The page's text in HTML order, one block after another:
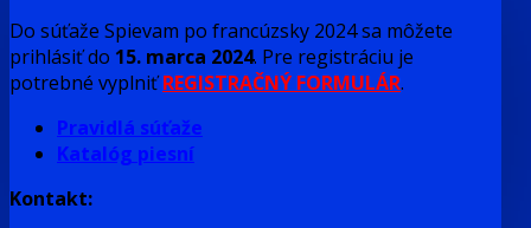
Do súťaže Spievam po francúzsky 2024 sa môžete
prihlásiť do 15. marca 2024. Pre registráciu je
potrebné vyplniťREGISTRAČNÝ FORMULÁR.
Pravidlá súťaže
Katalóg piesní
Kontakt: